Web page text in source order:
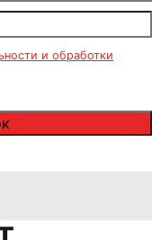
и обработки